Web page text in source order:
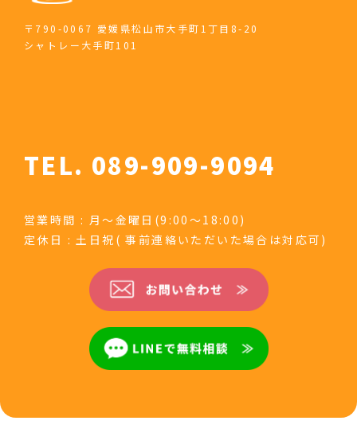
〒790-0067 愛媛県松山市大手町1丁目8-20
シャトレー大手町101
TEL. 089-909-9094
営業時間 : 月～金曜日(9:00～18:00)
定休日 : 土日祝( 事前連絡いただいた場合は対応可)